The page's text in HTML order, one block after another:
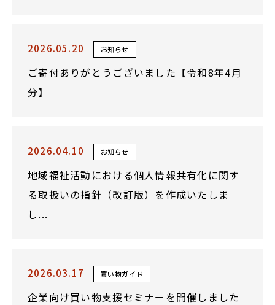
2026.05.20 お知らせ
ご寄付ありがとうございました【令和8年4月
分】
2026.04.10 お知らせ
地域福祉活動における個人情報共有化に関す
る取扱いの指針（改訂版）を作成いたしま
し...
2026.03.17 買い物ガイド
企業向け買い物支援セミナーを開催しました